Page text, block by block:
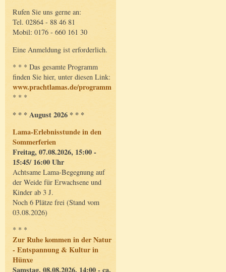
Rufen Sie uns gerne an:
Tel. 02864 - 88 46 81
Mobil: 0176 - 660 161 30
Eine Anmeldung ist erforderlich.
* * * Das gesamte Programm
finden Sie hier, unter diesen Link:
www.prachtlamas.de/programm
* * *
* * * August 2026 * * *
Lama-Erlebnisstunde in den
Sommerferien
Freitag, 07.08.2026, 15:00 -
15:45/ 16:00 Uhr
Achtsame Lama-Begegnung auf
der Weide für Erwachsene und
Kinder ab 3 J.
Noch 6 Plätze frei (Stand vom
03.08.2026)
* * *
Zur Ruhe kommen in der Natur
- Entspannung & Kultur in
Hünxe
Samstag, 08.08.2026, 14:00 - ca.